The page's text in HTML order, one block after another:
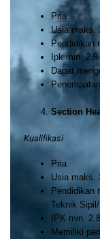
Pria
Usia maks.
Pendidikan
Ipk min. 2.8
Dapat
Section
Kualifikasi
Pria
Usia maks.
Pendidikan
Teknik
IPK min. 2.8
Memiliki